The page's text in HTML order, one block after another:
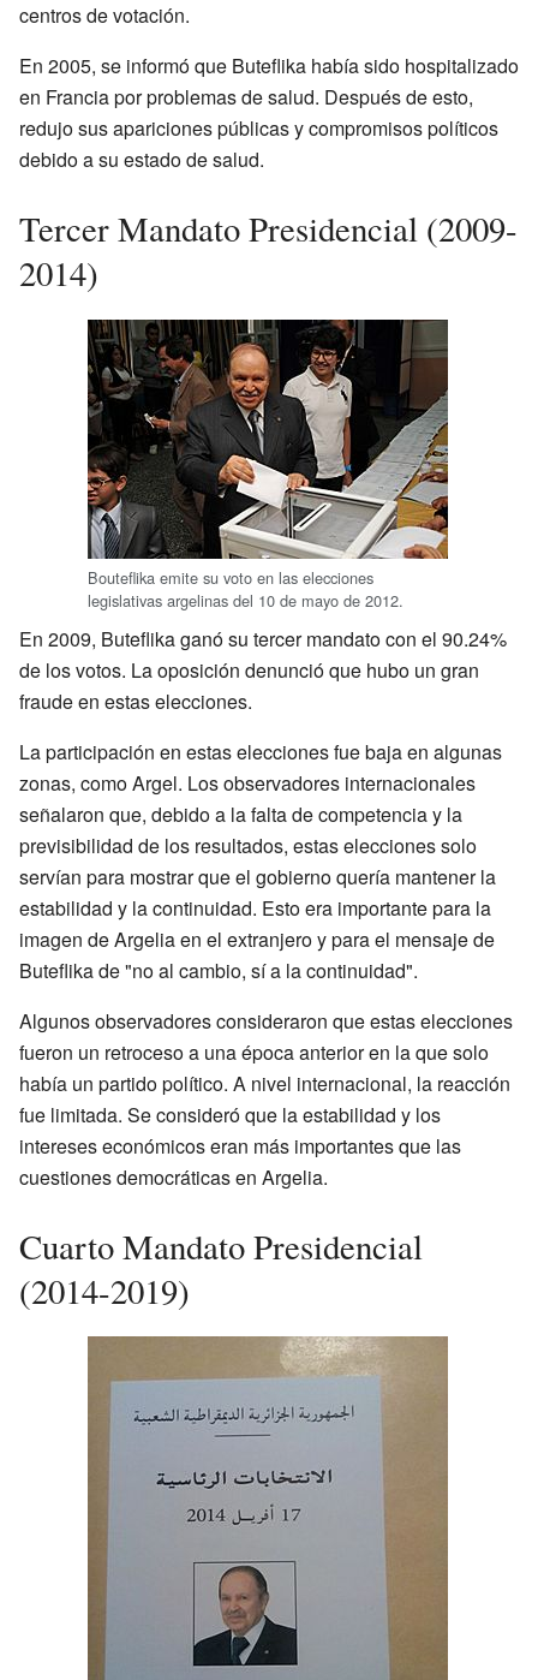
centros de votación.
En 2005, se informó que Buteflika había sido hospitalizado
en Francia por problemas de salud. Después de esto,
redujo sus apariciones públicas y compromisos políticos
debido a su estado de salud.
Tercer Mandato Presidencial (2009-
2014)
Bouteflika emite su voto en las elecciones
legislativas argelinas del 10 de mayo de 2012.
En 2009, Buteflika ganó su tercer mandato con el 90.24%
de los votos. La oposición denunció que hubo un gran
fraude en estas elecciones.
La participación en estas elecciones fue baja en algunas
zonas, como Argel. Los observadores internacionales
señalaron que, debido a la falta de competencia y la
previsibilidad de los resultados, estas elecciones solo
servían para mostrar que el gobierno quería mantener la
estabilidad y la continuidad. Esto era importante para la
imagen de Argelia en el extranjero y para el mensaje de
Buteflika de "no al cambio, sí a la continuidad".
Algunos observadores consideraron que estas elecciones
fueron un retroceso a una época anterior en la que solo
había un partido político. A nivel internacional, la reacción
fue limitada. Se consideró que la estabilidad y los
intereses económicos eran más importantes que las
cuestiones democráticas en Argelia.
Cuarto Mandato Presidencial
(2014-2019)